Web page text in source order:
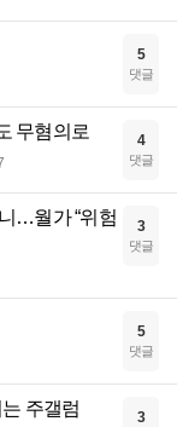
5
댓글
무혐의로 4
댓글
…월가 “위험
3
댓글
5
댓글
주갤럼 3